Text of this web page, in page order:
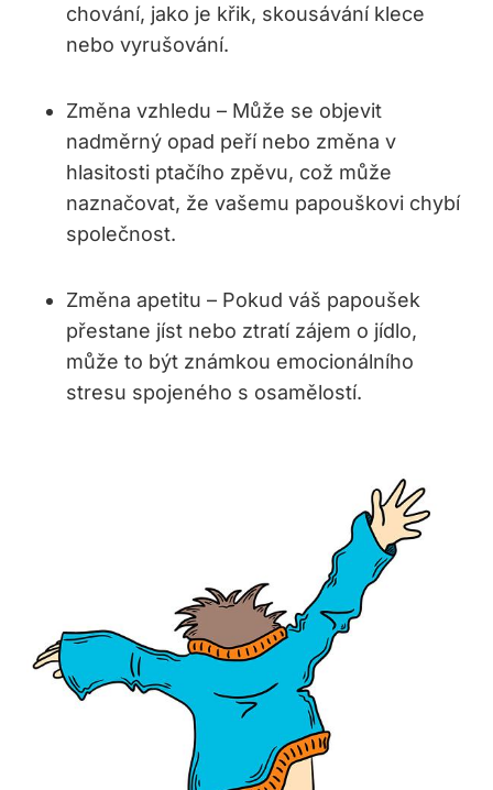
chování, jako je křik, skousávání klece
nebo vyrušování.
Změna vzhledu – Může se objevit
nadměrný opad peří nebo změna v
hlasitosti ptačího zpěvu, což může
naznačovat, že vašemu papouškovi chybí
společnost.
Změna apetitu – Pokud váš papoušek
přestane jíst nebo ztratí zájem o jídlo,
může to být známkou emocionálního
stresu spojeného s osamělostí.